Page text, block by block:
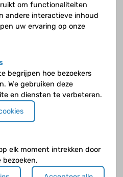
te voorkomen?
om functionaliteiten
andere interactieve inhoud
uw ervaring op onze
begrijpen hoe bezoekers
We gebruiken deze
en diensten te verbeteren.
elk moment intrekken door
bezoeken.